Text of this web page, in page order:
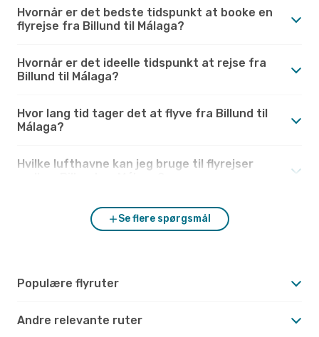
Hvornår er det bedste tidspunkt at booke en
flyrejse fra Billund til Málaga?
Hvornår er det ideelle tidspunkt at rejse fra
Billund til Málaga?
Hvor lang tid tager det at flyve fra Billund til
Málaga?
Hvilke lufthavne kan jeg bruge til flyrejser
Se flere spørgsmål
Populære flyruter
Andre relevante ruter